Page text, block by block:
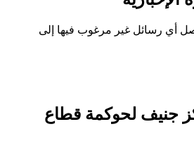
أي رسائل غير مرغوب فيها إلى
جنيف لحوكمة قطاع